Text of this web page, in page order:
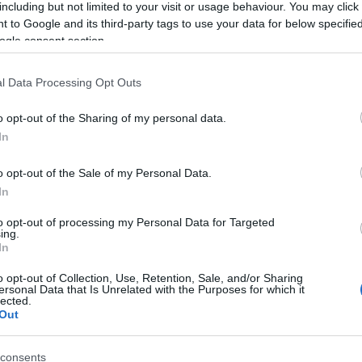
but not limited to your visit or usage behaviour. You may
to Google and its third-party tags to use your data for below
consent section.
Data Processing Opt Outs
opt-out of the Sharing of my personal data.
opt-out of the Sale of my Personal Data.
opt-out of processing my Personal Data for Targeted
opt-out of Collection, Use, Retention, Sale, and/or Sharing
Data that Is Unrelated with the Purposes for which it
Elhunyt a fiatal modell
2013. 03. 07.|
mindössze huszonöt éves ír szépség,
szobájában.
Ő a világ legszebb arab lánya
Szíriai lány lett az arab világ szépe Kairóban: a hatodik
Kiderült a híres színésznő titka
2012. 08. 19.